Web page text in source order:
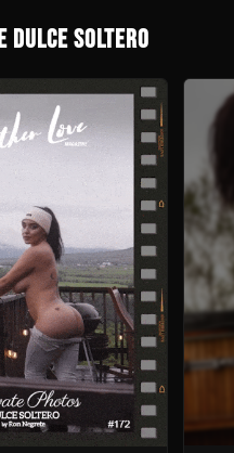
DULCE SOLTERO